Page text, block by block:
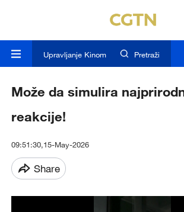
Upravljanje Kinom Pretraži
Može da simulira
reakcije!
09:51:30,15-May-2026
Share